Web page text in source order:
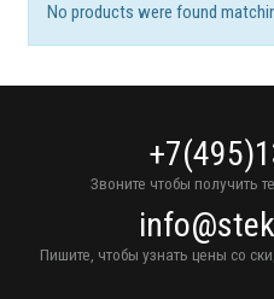
No products were found
Звоните чтобы получить
Пишите, чтобы узнать цены со